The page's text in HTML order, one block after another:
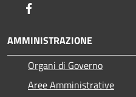
AMMINISTRAZIONE
Organi di Governo
Aree Amministrative